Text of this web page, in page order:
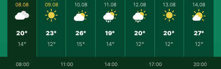
08.08
20°
14°
09.08
23°
12°
10.08
26°
15°
11.08
19°
14°
12.08
20°
12°
13.08
20°
12°
14.08
27°
12°
08:00 11:00 14:00 17:00 20:00